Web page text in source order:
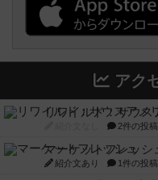
アク
リワイルド：サウス
2件の投稿
マーケットフレッシ
紹介文あり 1件の投稿